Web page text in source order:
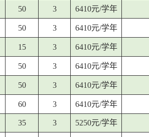
50 3 6410元/学年
50 3 6410元/学年
15 3 6410元/学年
50 3 6410元/学年
50 3 6410元/学年
60 3 6410元/学年
35 3 5250元/学年